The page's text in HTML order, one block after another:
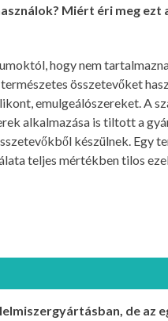
Miért éri meg
hogy nem
összetevőket
emulgeálószereket. A
alkalmazása is tiltott a
készülnek. Egy
teljes mértékben tilos
de az